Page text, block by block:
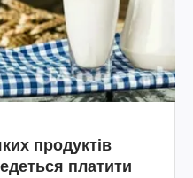
продуктів
платити